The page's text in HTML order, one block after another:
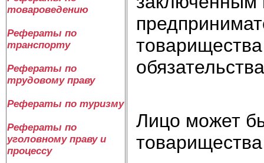
товароведению
Рефераты по
транспорту
Рефераты по
трудовому праву
Рефераты по туризму
Рефераты по
уголовному праву и
процессу
Лицо может
товарищества